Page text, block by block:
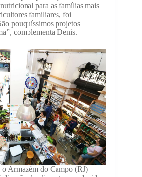
para as famílias mais
familiares, foi
pouquíssimos projetos
complementa Denis.
Armazém do Campo (RJ)